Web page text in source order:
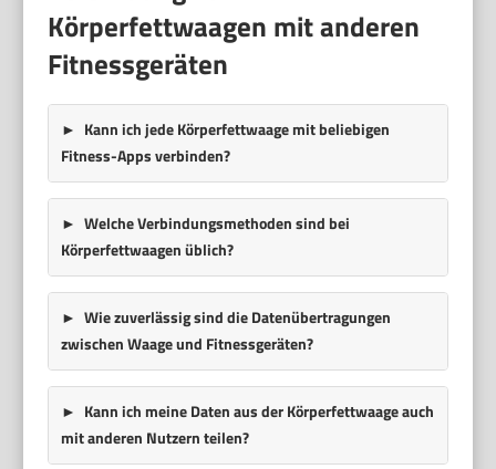
Körperfettwaagen mit anderen
Fitnessgeräten
Kann ich jede Körperfettwaage mit beliebigen
Fitness-Apps verbinden?
Welche Verbindungsmethoden sind bei
Körperfettwaagen üblich?
Wie zuverlässig sind die Datenübertragungen
zwischen Waage und Fitnessgeräten?
Kann ich meine Daten aus der Körperfettwaage auch
mit anderen Nutzern teilen?